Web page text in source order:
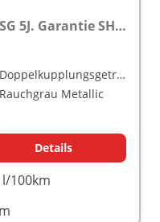
"R-LINE LIMITED" 1.0 TSI DSG 5J. Garantie SHZ Kamera 18" IQ Light Matrix-LED
Doppelkupplungsgetriebe (DSG)
Rauchgrau Metallic
Details
l/100km